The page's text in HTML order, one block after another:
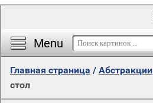
Menu
Главная страница / Абстракции
стол